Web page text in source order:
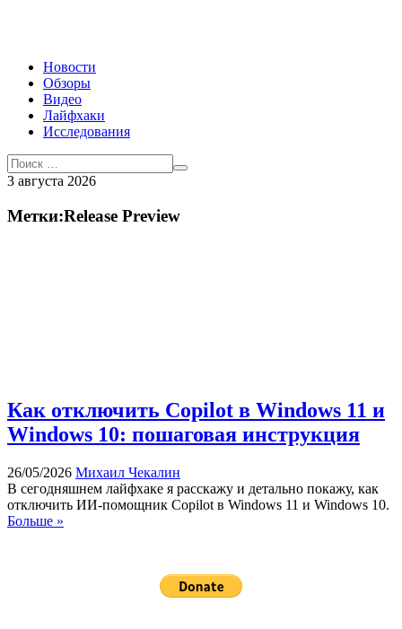
Новости
Обзоры
Видео
Лайфхаки
Исследования
3 августа 2026
Метки:Release Preview
Как отключить Copilot в Windows 11 и
Windows 10: пошаговая инструкция
26/05/2026 Михаил Чекалин
В сегодняшнем лайфхаке я расскажу и детально покажу, как
отключить ИИ-помощник Copilot в Windows 11 и Windows 10.
Больше »